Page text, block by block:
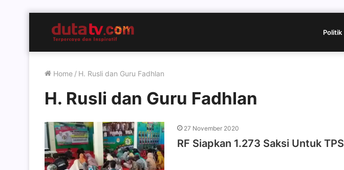
Politik
Home / H. Rusli dan Guru Fadhlan
H. Rusli dan Guru Fadhlan
27 November 2020
RF Siapkan 1.273 Saksi Untuk TPS